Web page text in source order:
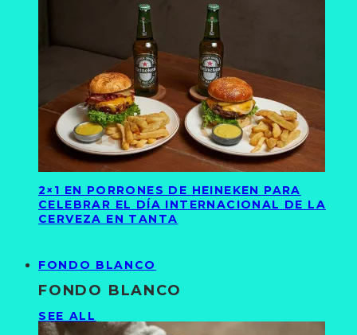
2×1 EN PORRONES DE HEINEKEN PARA
CELEBRAR EL DÍA INTERNACIONAL DE LA
CERVEZA EN TANTA
FONDO BLANCO
FONDO BLANCO
SEE ALL